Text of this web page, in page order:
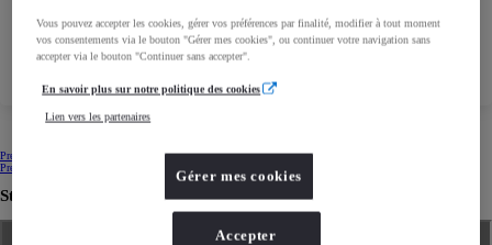
Horaires Atelier
Prendre un rendez-vous commercial Prendre un rendez-vous commercial
Prendre un rendez-vous atelier
Stock de véhicules neufs
Vous pouvez accepter les cookies, gérer vos préférences par finalité, modifier à tout moment
vos consentements via le bouton "Gérer mes cookies", ou continuer votre navigation sans
accepter via le bouton "Continuer sans accepter".
En savoir plus sur notre politique des cookies
Lien vers les partenaires
Gérer mes cookies
Accepter